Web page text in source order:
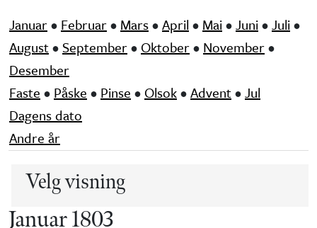
Januar• Februar• Mars•April • Mai•Juni•Juli•
August• September• Oktober• November•
Desember
Faste • Påske • Pinse • Olsok•Advent•Jul
Dagens dato
Andre år
Velg visning
Januar 1803